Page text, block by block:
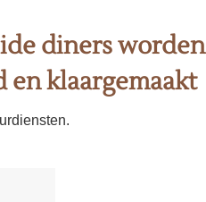
diners worden
klaargemaakt